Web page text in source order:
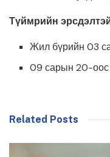
Түймрийн
Жил бүрийн 03
09 сарын 20-оос
Related Posts